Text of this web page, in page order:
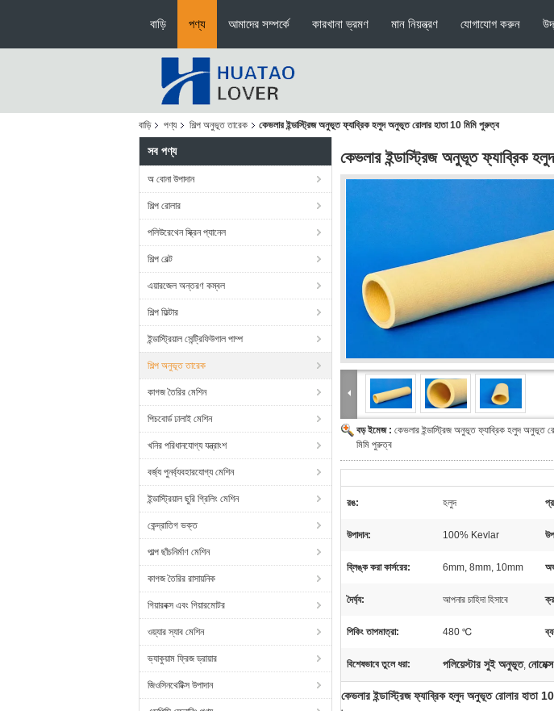
বাড়ি পণ্য আমাদের সম্পর্কে কারখানা ভ্রমণ মান নিয়ন্ত্রণ যোগাযোগ করুন
বাড়ি পণ্য শিল্প অনুভূত তারেক কেভলার ইন্ডাস্ট্রিজ অনুভূত ফ্যাব্রিক হলুদ অনুভূত রোলার হাতা 10 মিমি পুরুত্ব
সব পণ্য
অ বোনা উপাদান
শিল্প রোলার
পলিউরেথেন স্ক্রিন প্যানেল
শিল্প বেল্ট
এয়ারজেল অন্তরণ কম্বল
শিল্প ফিল্টার
ইন্ডাস্ট্রিয়াল সেন্ট্রিফিউগাল পাম্প
শিল্প অনুভূত তারেক
কাগজ তৈরির মেশিন
পিচবোর্ড ঢালাই মেশিন
খনির পরিধানযোগ্য যন্ত্রাংশ
বর্জ্য পুনর্ব্যবহারযোগ্য মেশিন
ইন্ডাস্ট্রিয়াল ছুরি গ্রিলিং মেশিন
কেন্দ্রাতিগ ভক্ত
পাল্প ছাঁচনির্মাণ মেশিন
কাগজ তৈরির রাসায়নিক
গিয়ারবক্স এবং গিয়ারমোটর
ওয়্যার স্যাব মেশিন
ভ্যাকুয়াম ফ্রিজ ড্রায়ার
জিওসিনথেটিক্স উপাদান
কেভলার ইন্ডাস্ট্রিজ অনুভূত ফ্যাব্রিক
বড় ইমেজ : কেভলার ইন্ডাস্ট্রিজ অনুভূত ফ্যাব্রিক হলুদ অনুভূত
মিমি পুরুত্ব
রঙ: হলুদ
উপাদান: 100% Kevlar
ব্লিঙ্ক করা কার্সরের: 6mm, 8mm, 10mm
দৈর্ঘ্য: আপনার চাহিদা হিসাবে
পিকিং তাপমাত্রা: 480 ℃
বিশেষভাবে তুলে ধরা: পলিয়েস্টার সুই অনুভূত,
কেভলার ইন্ডাস্ট্রিজ ফ্যাব্রিক হলুদ অনুভূত রোলার হাতা